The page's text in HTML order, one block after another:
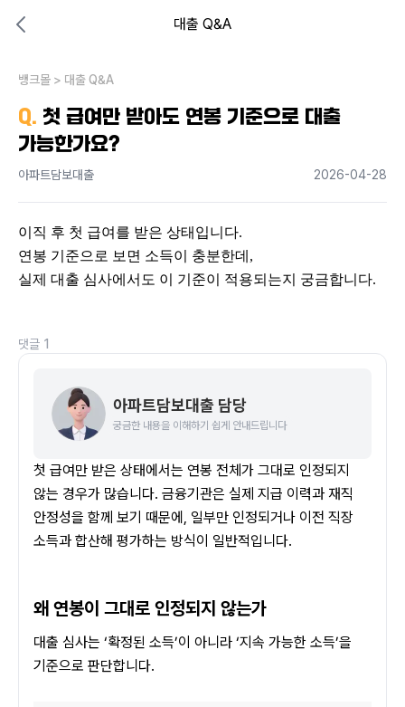
대출 Q&A
내 상황엔 어떤 방법이 있을까?
뱅크몰 > 대출 Q&A
Q. 첫 급여만 받아도 연봉 기준으로 대출
가능한가요?
아파트담보대출 2026-04-28
이직 후 첫 급여를 받은 상태입니다.
연봉 기준으로 보면 소득이 충분한데,
실제 대출 심사에서도 이 기준이 적용되는지 궁금합니다.
댓글 1
아파트담보대출 담당
궁금한 내용을 이해하기 쉽게 안내드립니다
첫 급여만 받은 상태에서는 연봉 전체가 그대로 인정되지
않는 경우가 많습니다. 금융기관은 실제 지급 이력과 재직
안정성을 함께 보기 때문에, 일부만 인정되거나 이전 직장
소득과 합산해 평가하는 방식이 일반적입니다.
왜 연봉이 그대로 인정되지 않는가
대출 심사는 ‘확정된 소득’이 아니라 ‘지속 가능한 소득’을
기준으로 판단합니다.